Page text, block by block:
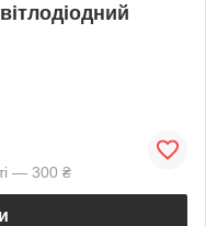
— 300 ₴